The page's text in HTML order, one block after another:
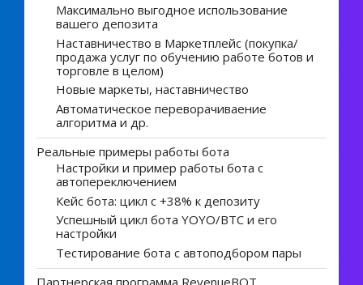
Максимально выгодное использование
вашего депозита
Наставничество в Маркетплейс (покупка/
продажа услуг по обучению работе ботов и
торговле в целом)
Новые маркеты, наставничество
Автоматическое переворачиваение
алгоритма и др.
Реальные примеры работы бота
Настройки и пример работы бота с
автопереключением
Кейс бота: цикл с +38% к депозиту
Успешный цикл бота YOYO/BTC и его
настройки
Тестирование бота с автоподбором пары
Партнерская программа RevenueBOT